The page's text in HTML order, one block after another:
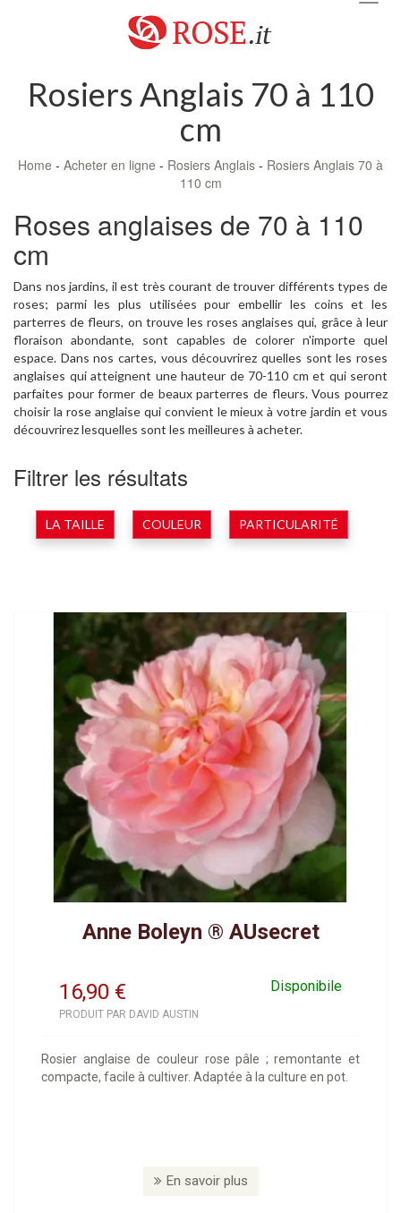
Rosiers Anglais 70 à 110
cm
Home - Acheter en ligne - Rosiers Anglais - Rosiers Anglais 70 à
110 cm
Roses anglaises de 70 à 110
cm
Dans nos jardins, il est très courant de trouver différents types de
roses; parmi les plus utilisées pour embellir les coins et les
parterres de fleurs, on trouve les roses anglaises qui, grâce à leur
floraison abondante, sont capables de colorer n'importe quel
espace. Dans nos cartes, vous découvrirez quelles sont les roses
anglaises qui atteignent une hauteur de 70-110 cm et qui seront
parfaites pour former de beaux parterres de fleurs. Vous pourrez
choisir la rose anglaise qui convient le mieux à votre jardin et vous
découvrirez lesquelles sont les meilleures à acheter.
Filtrer les résultats
LA TAILLE COULEUR PARTICULARITÉ
Anne Boleyn ® AUsecret
16,90 Disponibile
€
PRODUIT PAR DAVID AUSTIN
Rosier anglaise de couleur rose pâle ; remontante et
compacte, facile à cultiver. Adaptée à la culture en pot.
En savoir plus